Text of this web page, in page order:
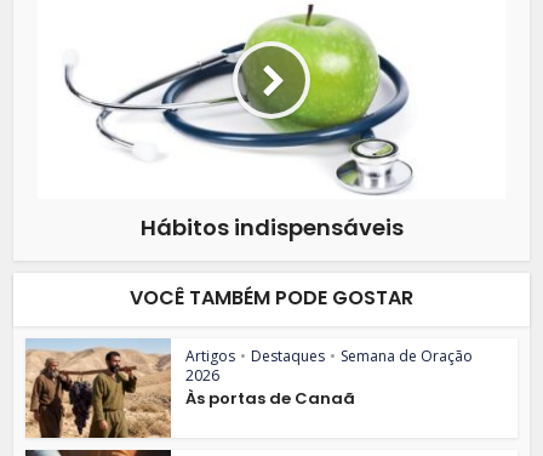
Hábitos indispensáveis
VOCÊ TAMBÉM PODE GOSTAR
Artigos • Destaques • Semana de Oração
2026
Às portas de Canaã